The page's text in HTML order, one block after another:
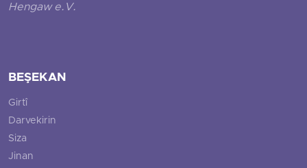
Hengaw e.V.
BEŞEKAN
Girtî
Darvekirin
Siza
Jinan